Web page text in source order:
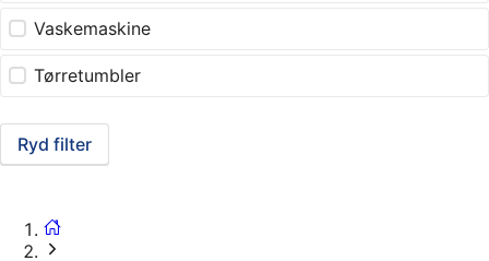
Vaskemaskine
Tørretumbler
Ryd filter